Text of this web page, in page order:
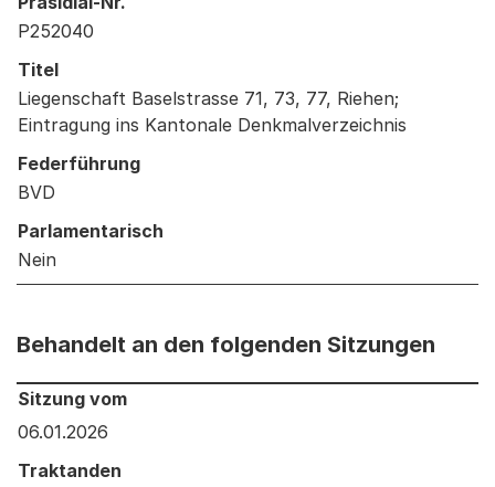
P252040
Titel
Liegenschaft Baselstrasse 71, 73, 77, Riehen;
Eintragung ins Kantonale Denkmalverzeichnis
Federführung
BVD
Parlamentarisch
Nein
Behandelt an den folgenden Sitzungen
Behandelt an den folgenden Sitzungen: Informationen
Sitzung vom
06.01.2026
Traktanden